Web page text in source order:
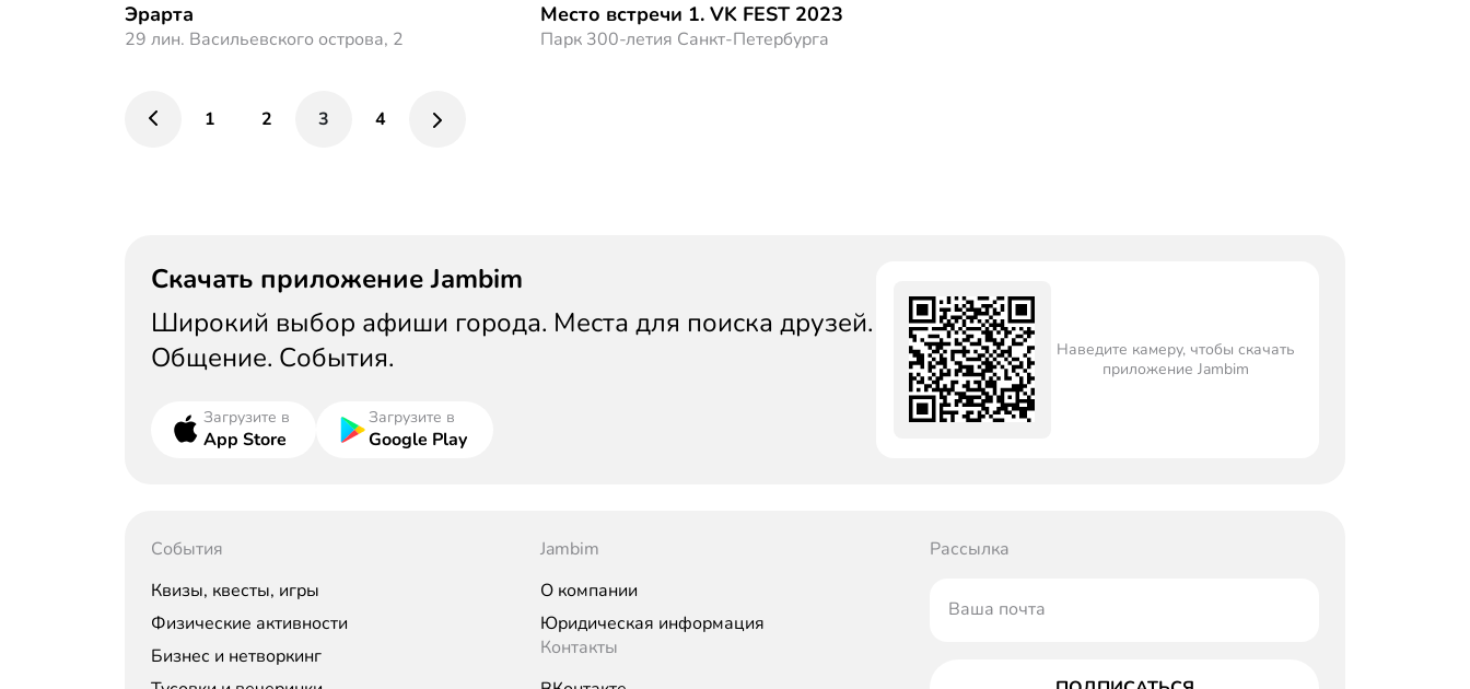
Эрарта
29 лин. Васильевского острова, 2
Место встречи 1. VK FEST 2023
Парк 300-летия Санкт-Петербурга
1 2 3 4
Скачать приложение Jambim
Широкий выбор афиши города. Места для поиска друзей.
Общение. События.
Загрузите в
App Store
Загрузите в
Google Play
Наведите камеру, чтобы скачать
приложение Jambim
События
Квизы, квесты, игры
Физические активности
Бизнес и нетворкинг
Jambim
О компании
Юридическая информация
Контакты
Рассылка
Ваша почта